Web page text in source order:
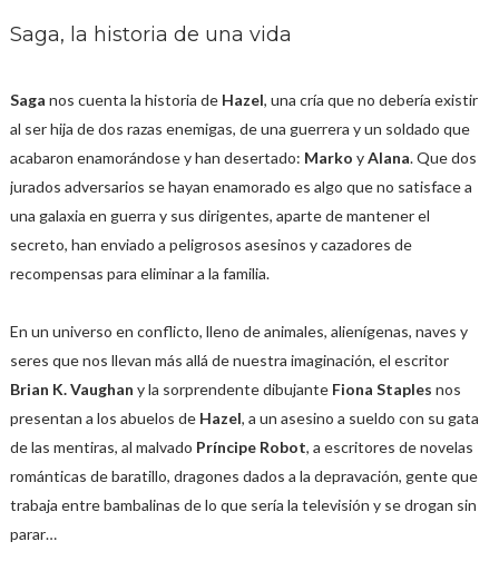
Saga, la historia de una vida
Saga nos cuenta la historia de Hazel, una cría que no debería existir
al ser hija de dos razas enemigas, de una guerrera y un soldado que
acabaron enamorándose y han desertado: Marko yAlana. Que dos
jurados adversarios se hayan enamorado es algo que no satisface a
una galaxia en guerra y sus dirigentes, aparte de mantener el
secreto, han enviado a peligrosos asesinos y cazadores de
recompensas para eliminar a la familia.
En un universo en conflicto, lleno de animales, alienígenas, naves y
seres que nos llevan más allá de nuestra imaginación, el escritor
Brian K. Vaughan y la sorprendente dibujante Fiona Staples nos
presentan a los abuelos de Hazel, a un asesino a sueldo con su gata
de las mentiras, al malvado Príncipe Robot, a escritores de novelas
románticas de baratillo, dragones dados a la depravación, gente que
trabaja entre bambalinas de lo que sería la televisión y se drogan sin
parar…